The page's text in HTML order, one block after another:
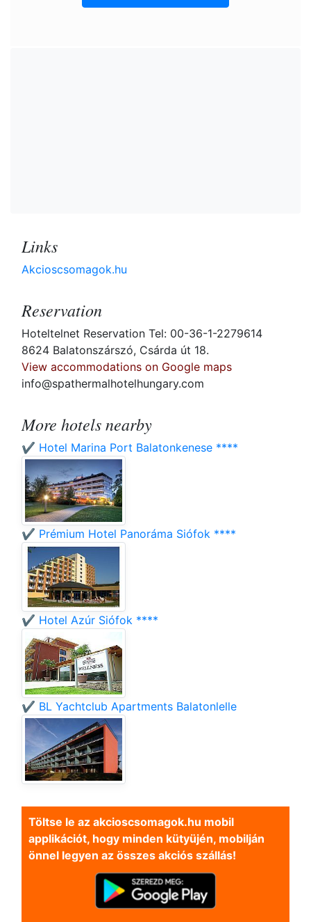
Links
Akcioscsomagok.hu
Reservation
Hoteltelnet Reservation Tel: 00-36-1-2279614
8624 Balatonszárszó, Csárda út 18.
View accommodations on Google maps
info@spathermalhotelhungary.com
More hotels nearby
✔️ Hotel Marina Port Balatonkenese ****
✔️ Prémium Hotel Panoráma Siófok ****
✔️ Hotel Azúr Siófok ****
✔️ BL Yachtclub Apartments Balatonlelle
Töltse le az akcioscsomagok.hu mobil
applikációt, hogy minden kütyüjén, mobilján
önnel legyen az összes akciós szállás!